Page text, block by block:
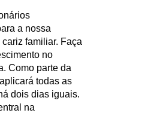
a nossa
familiar. Faça
no
Como parte da
todas as
dois dias iguais.
na